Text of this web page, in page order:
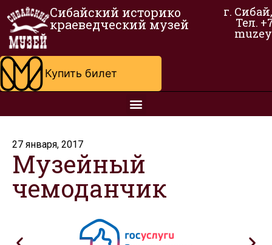
Сибайский историко
краеведческий музей
г.
Тел.
Купить билет
27 января, 2017
Музейный
чемоданчик